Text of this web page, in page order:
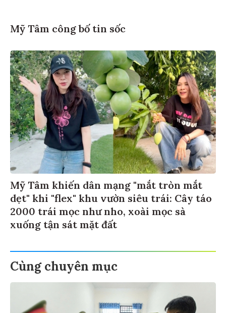
Mỹ Tâm công bố tin sốc
Mỹ Tâm khiến dân mạng "mắt tròn mắt
dẹt" khi "flex" khu vườn siêu trái: Cây táo
2000 trái mọc như nho, xoài mọc sà
xuống tận sát mặt đất
Cùng chuyên mục